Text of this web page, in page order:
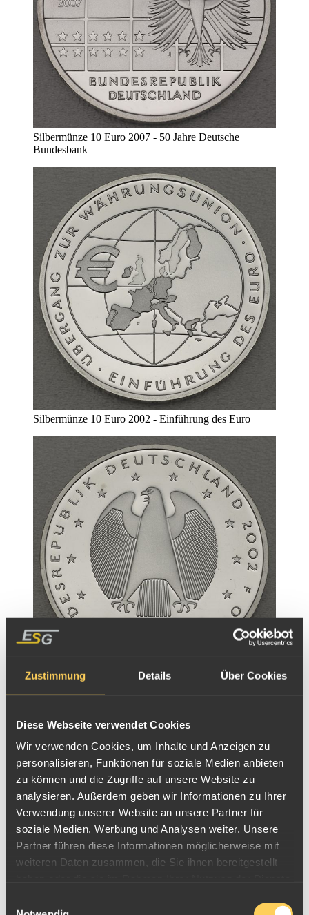
Zustimmung Details Über Cookies
Diese Webseite verwendet Cookies
Wir verwenden Cookies, um Inhalte und Anzeigen zu
personalisieren, Funktionen für soziale Medien anbieten
zu können und die Zugriffe auf unsere Website zu
analysieren. Außerdem geben wir Informationen zu Ihrer
Verwendung unserer Website an unsere Partner für
soziale Medien, Werbung und Analysen weiter. Unsere
Partner führen diese Informationen möglicherweise mit
weiteren Daten zusammen, die Sie ihnen bereitgestellt
Silbermünze 10 Euro 2007 - 50 Jahre Deutsche
Bundesbank
Silbermünze 10 Euro 2002 - Einführung des Euro